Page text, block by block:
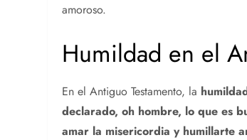
amoroso.
Humildad en el
En el Antiguo Testamento, la
declarado, oh hombre, lo que es
amar la misericordia y humillarte